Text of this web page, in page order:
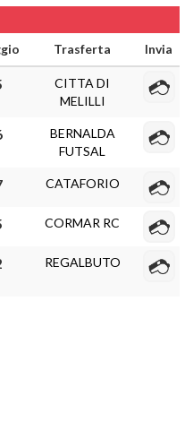
Trasferta Invia
CITTA DI
MELILLI
BERNALDA
FUTSAL
CATAFORIO
CORMAR RC
REGALBUTO